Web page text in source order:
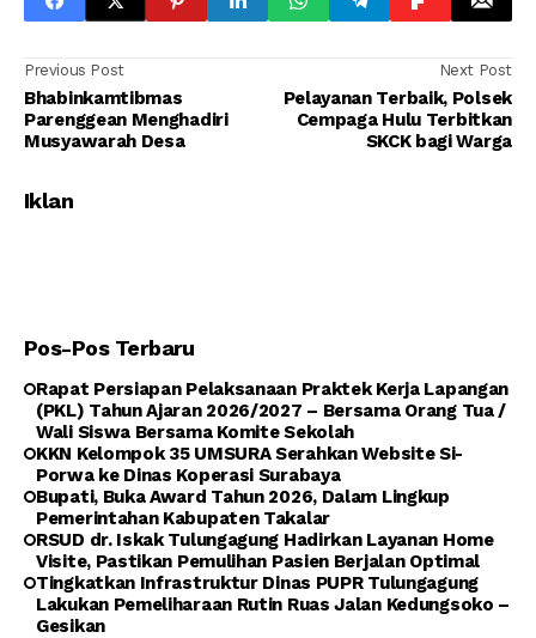
Previous Post
Bhabinkamtibmas
Parenggean Menghadiri
Musyawarah Desa
Next Post
Pelayanan Terbaik, Polsek
Cempaga Hulu Terbitkan
SKCK bagi Warga
Iklan
Pos-Pos Terbaru
Rapat Persiapan Pelaksanaan Praktek Kerja Lapangan
(PKL) Tahun Ajaran 2026/2027 – Bersama Orang Tua /
Wali Siswa Bersama Komite Sekolah
KKN Kelompok 35 UMSURA Serahkan Website Si-
Porwa ke Dinas Koperasi Surabaya
Bupati, Buka Award Tahun 2026, Dalam Lingkup
Pemerintahan Kabupaten Takalar
RSUD dr. Iskak Tulungagung Hadirkan Layanan Home
Visite, Pastikan Pemulihan Pasien Berjalan Optimal
Tingkatkan Infrastruktur Dinas PUPR Tulungagung
Lakukan Pemeliharaan Rutin Ruas Jalan Kedungsoko –
Gesikan